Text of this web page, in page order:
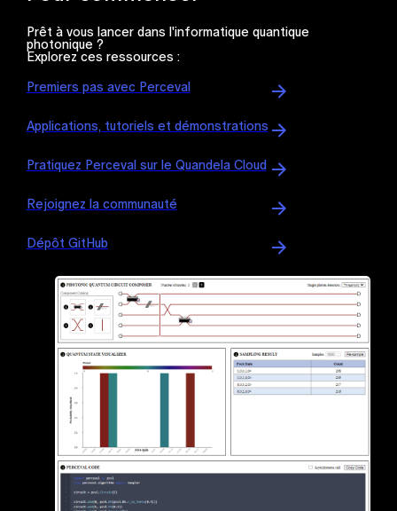
Prêt à vous lancer dans l'informatique quantique
photonique ?
Explorez ces ressources :
Premiers pas avec Perceval
Applications, tutoriels et démonstrations
Pratiquez Perceval sur le Quandela Cloud
Rejoignez la communauté
Dépôt GitHub